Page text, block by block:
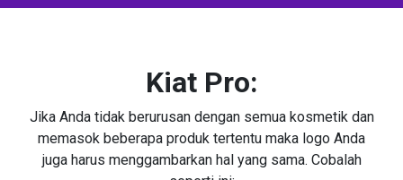
Kiat Pro:
Jika Anda tidak berurusan dengan semua kosmetik dan
memasok beberapa produk tertentu maka logo Anda
juga harus menggambarkan hal yang sama. Cobalah